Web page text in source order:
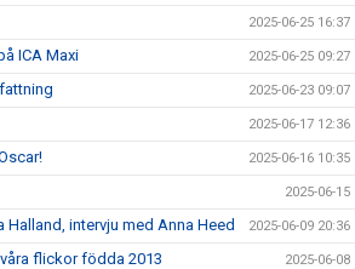
2025-06-25 16:37
ICA Maxi 2025-06-25 09:27
2025-06-23 09:07
2025-06-17 12:36
2025-06-16 10:35
2025-06-15
intervju med Anna Heed 2025-06-09 20:36
flickor födda 2013 2025-06-08